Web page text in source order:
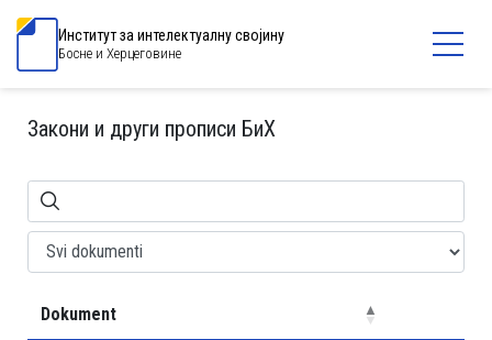
Институт за интелектуалну својину
Босне и Херцеговине
Закони и други прописи БиХ
Dokument